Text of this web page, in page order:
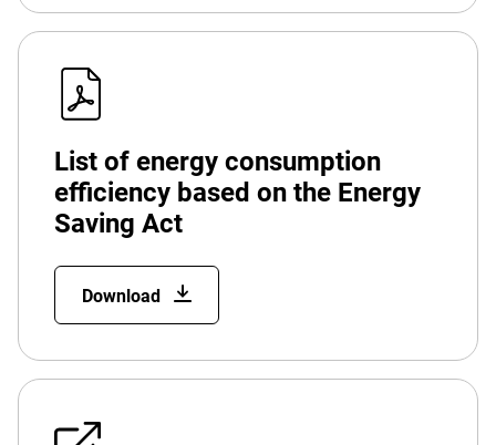
List of energy consumption
efficiency based on the Energy
Saving Act
Download